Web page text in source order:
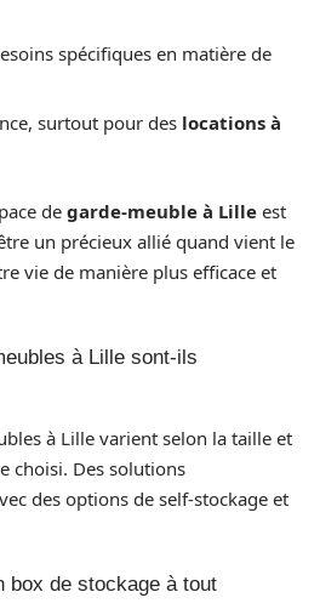
spécifiques en matière de
surtout pour des locations à
de garde-meuble à Lille est
un précieux allié quand vient le
vie de manière plus efficace et
à Lille sont-ils
à Lille varient selon la taille et
choisi. Des solutions
des options de self-stockage et
box de stockage à tout